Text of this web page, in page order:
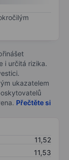
i určitá rizika.
ukazatelem
Přečtěte si
11,52
11,53